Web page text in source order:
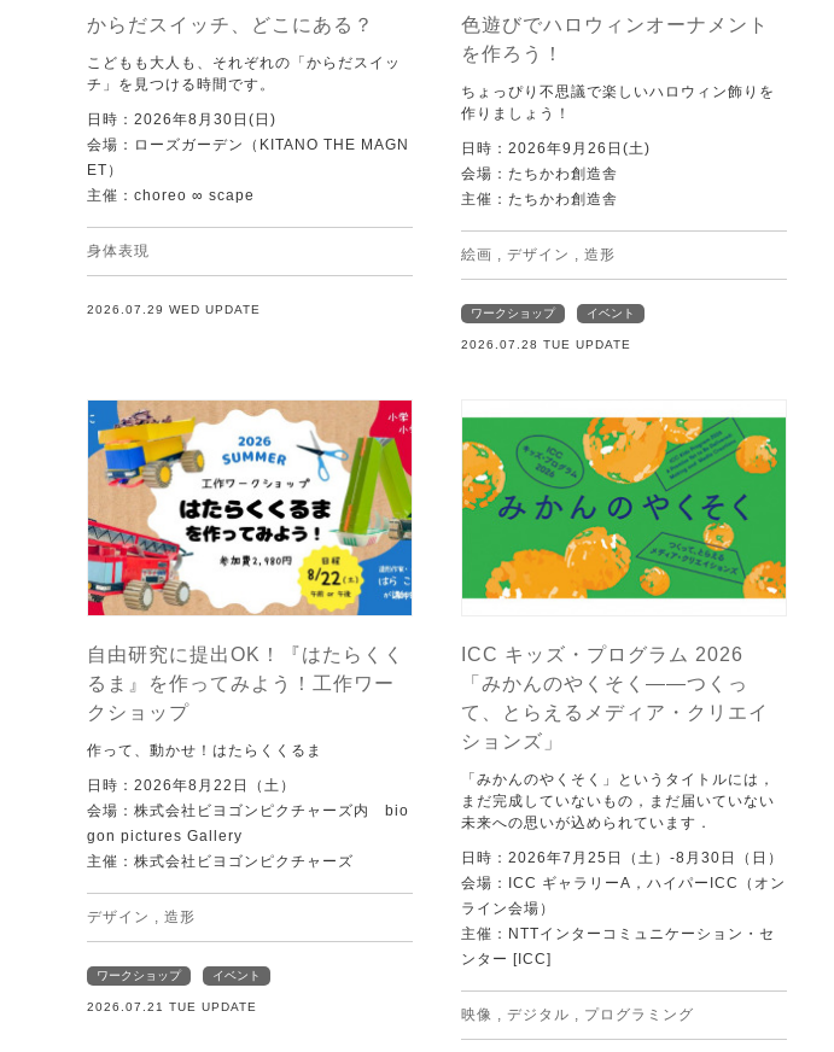
からだスイッチ、どこにある？
こどもも大人も、それぞれの「からだスイッ
チ」を見つける時間です。
日時：2026年8月30日(日)
会場：ローズガーデン（KITANO THE MAGN
ET）
主催：choreo ∞ scape
身体表現
2026.07.29 WED UPDATE
色遊びでハロウィンオーナメント
を作ろう！
ちょっぴり不思議で楽しいハロウィン飾りを
作りましょう！
日時：2026年9月26日(土)
会場：たちかわ創造舎
主催：たちかわ創造舎
絵画 , デザイン , 造形
ワークショップ イベント
2026.07.28 TUE UPDATE
自由研究に提出OK！『はたらくく
るま』を作ってみよう！工作ワー
クショップ
作って、動かせ！はたらくくるま
日時：2026年8月22日（土）
会場：株式会社ビヨゴンピクチャーズ内 bio
gon pictures Gallery
主催：株式会社ビヨゴンピクチャーズ
デザイン , 造形
ワークショップ イベント
2026.07.21 TUE UPDATE
ICC キッズ・プログラム 2026
「みかんのやくそく——つくっ
て、とらえるメディア・クリエイ
ションズ」
「みかんのやくそく」というタイトルには，
まだ完成していないもの，まだ届いていない
未来への思いが込められています．
日時：2026年7月25日（土）-8月30日（日）
会場：ICC ギャラリーA，ハイパーICC（オン
ライン会場）
主催：NTTインターコミュニケーション・セ
ンター [ICC]
映像 , デジタル , プログラミング